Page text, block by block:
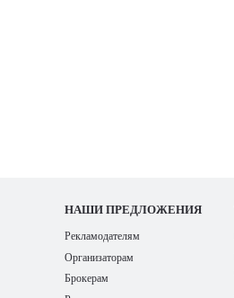
НАШИ ПРЕДЛОЖЕНИЯ
Рекламодателям
Организаторам
Брокерам